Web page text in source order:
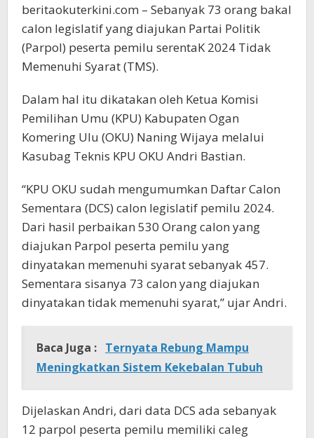
beritaokuterkini.com – Sebanyak 73 orang bakal
calon legislatif yang diajukan Partai Politik
(Parpol) peserta pemilu serentaK 2024 Tidak
Memenuhi Syarat (TMS).
Dalam hal itu dikatakan oleh Ketua Komisi
Pemilihan Umu (KPU) Kabupaten Ogan
Komering Ulu (OKU) Naning Wijaya melalui
Kasubag Teknis KPU OKU Andri Bastian.
“KPU OKU sudah mengumumkan Daftar Calon
Sementara (DCS) calon legislatif pemilu 2024.
Dari hasil perbaikan 530 Orang calon yang
diajukan Parpol peserta pemilu yang
dinyatakan memenuhi syarat sebanyak 457.
Sementara sisanya 73 calon yang diajukan
dinyatakan tidak memenuhi syarat,” ujar Andri.
Baca Juga : Ternyata Rebung Mampu
Meningkatkan Sistem Kekebalan Tubuh
Dijelaskan Andri, dari data DCS ada sebanyak
12 parpol peserta pemilu memiliki caleg